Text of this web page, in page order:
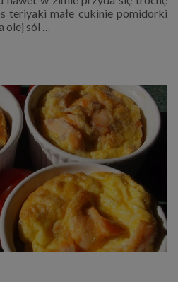
teriyaki małe cukinie pomidorki
olej sól